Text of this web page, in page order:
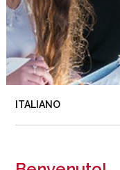
ITALIANO